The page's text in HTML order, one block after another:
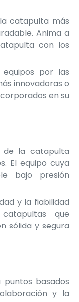
catapulta más
Anima a
con los
por las
innovadoras o
en su
de la catapulta
El equipo cuya
bajo presión
y la fiabilidad
que
sólida y segura
puntos basados
y la